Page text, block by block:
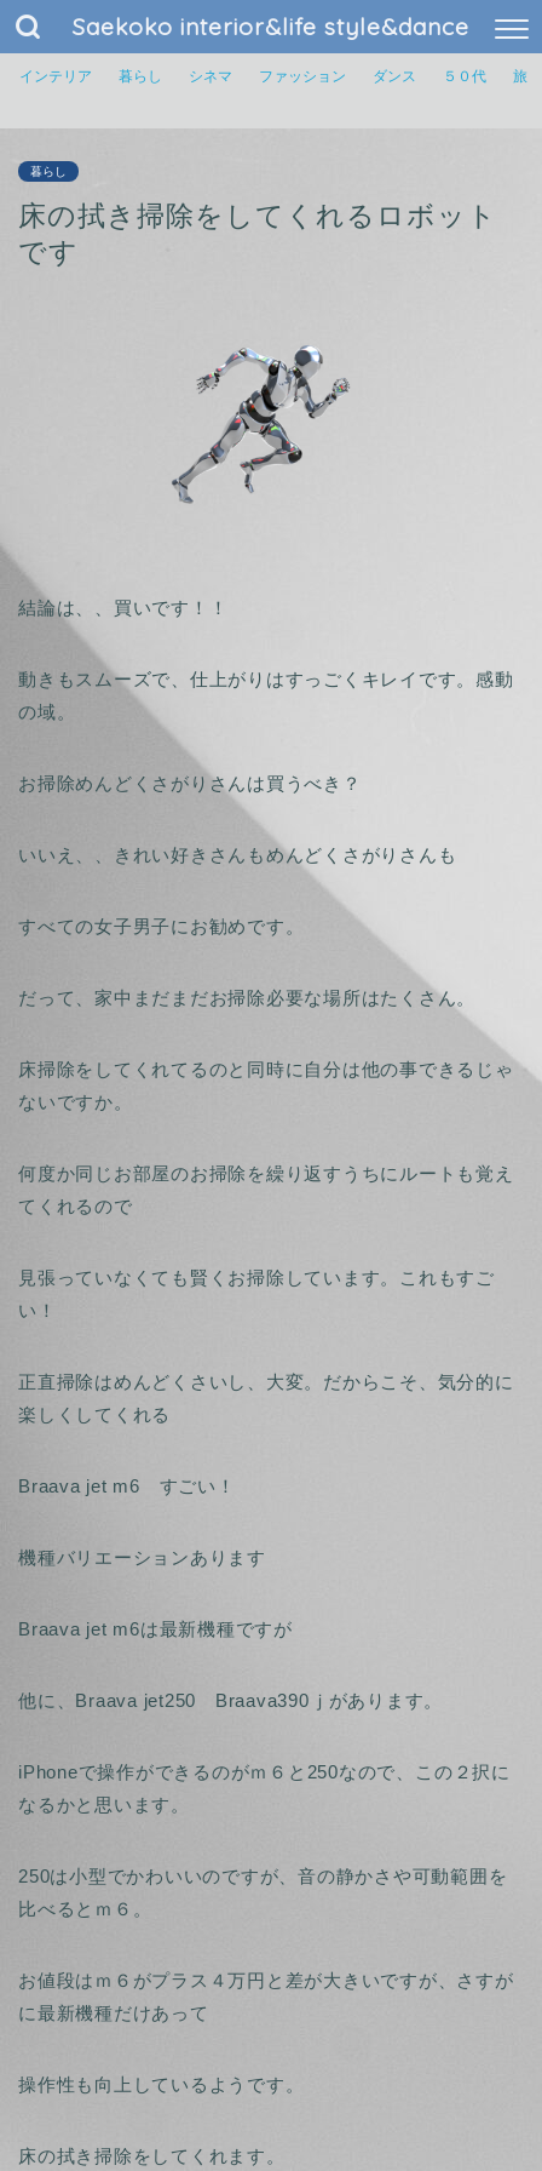
Saekoko interior&life style&dance
インテリア 暮らし シネマ ファッション ダンス ５０代 旅
暮らし
床の拭き掃除をしてくれるロボット
です
結論は、、買いです！！
動きもスムーズで、仕上がりはすっごくキレイです。感動
の域。
お掃除めんどくさがりさんは買うべき？
いいえ、、きれい好きさんもめんどくさがりさんも
すべての女子男子にお勧めです。
だって、家中まだまだお掃除必要な場所はたくさん。
床掃除をしてくれてるのと同時に自分は他の事できるじゃ
ないですか。
何度か同じお部屋のお掃除を繰り返すうちにルートも覚え
てくれるので
見張っていなくても賢くお掃除しています。これもすご
い！
正直掃除はめんどくさいし、大変。だからこそ、気分的に
楽しくしてくれる
Braava jet m6 すごい！
機種バリエーションあります
Braava jet m6は最新機種ですが
他に、Braava jet250 Braava390ｊがあります。
iPhoneで操作ができるのがｍ６と250なので、この２択に
なるかと思います。
250は小型でかわいいのですが、音の静かさや可動範囲を
比べるとｍ６。
お値段はｍ６がプラス４万円と差が大きいですが、さすが
に最新機種だけあって
操作性も向上しているようです。
床の拭き掃除をしてくれます。